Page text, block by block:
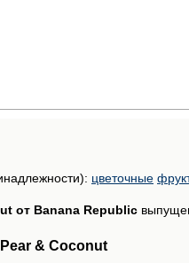
цветочные
от Banana Republic
& Coconut